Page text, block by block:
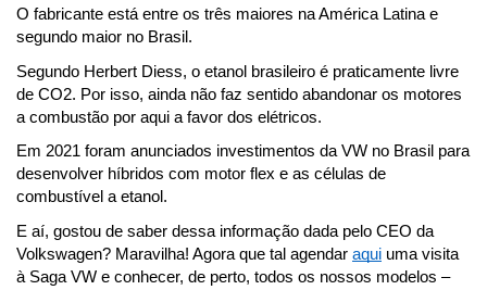
O fabricante está entre os três maiores na América Latina e
segundo maior no Brasil.
Segundo Herbert Diess, o etanol brasileiro é praticamente livre
de CO2. Por isso, ainda não faz sentido abandonar os motores
a combustão por aqui a favor dos elétricos.
Em 2021 foram anunciados investimentos da VW no Brasil para
desenvolver híbridos com motor flex e as células de
combustível a etanol.
E aí, gostou de saber dessa informação dada pelo CEO da
Volkswagen? Maravilha! Agora que tal agendar aqui uma visita
à Saga VW e conhecer, de perto, todos os nossos modelos –